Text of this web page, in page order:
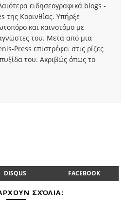
ειδησεογραφικά blogs -
της Κορινθίας. Υπήρξε
και καινοτόμο με
του. Μετά από μια
Press επιστρέφει στις ρίζες
του. Ακριβώς όπως το
DISQUS FACEBOOK
ΣΧΌΛΙΑ: